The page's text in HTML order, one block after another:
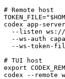
# Remote host
TOKEN_FILE="
codex app-
--listen
--ws-auth
--ws-token-
# TUI host
export
codex --remote